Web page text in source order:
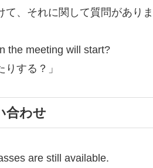
て、それに関して質問がありま
the meeting will start?
りする？」
合わせ
are still available.